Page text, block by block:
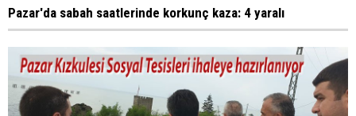
Pazar'da sabah saatlerinde korkunç kaza: 4 yaralı